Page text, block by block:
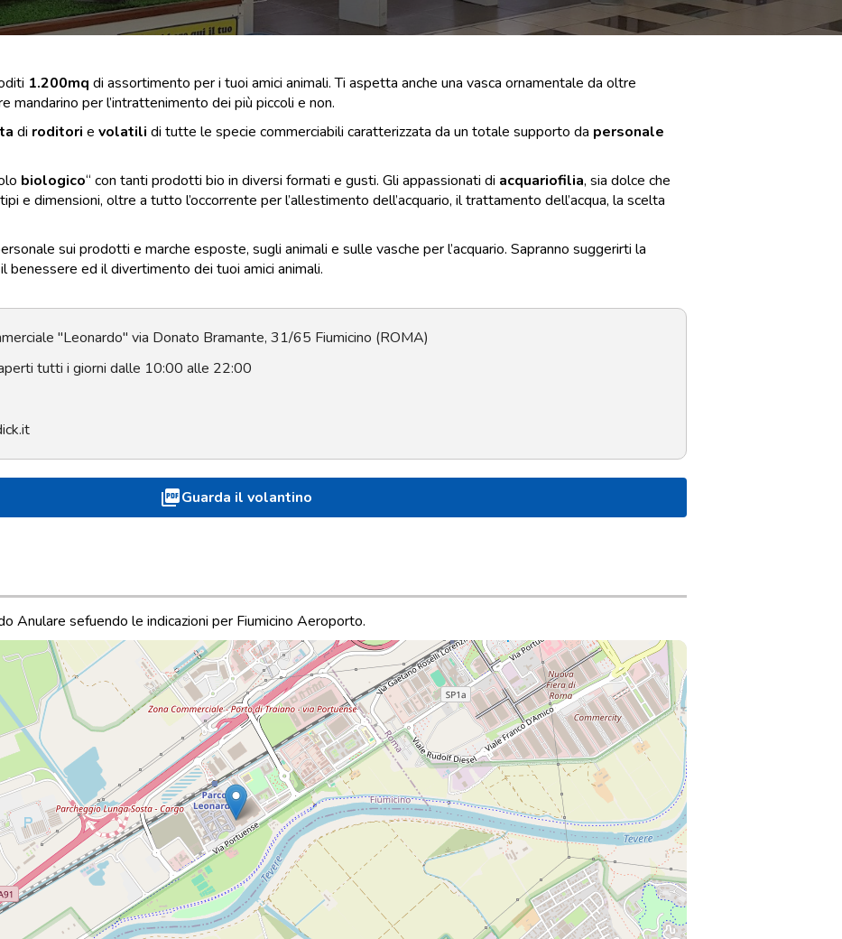
1.200mq di assortimento per i tuoi amici animali. Ti aspetta anche una vasca ornamentale da oltre
per l’intrattenimento dei più piccoli e non.
di roditori e volatili di tutte le specie commerciabili caratterizzata da un totale supporto da personale
biologico“ con tanti prodotti bio in diversi formati e gusti. Gli appassionati di acquariofilia, sia dolce che
e dimensioni, oltre a tutto l’occorrente per l’allestimento dell’acquario, il trattamento dell’acqua, la scelta
sui prodotti e marche esposte, sugli animali e sulle vasche per l’acquario. Sapranno suggerirti la
benessere ed il divertimento dei tuoi amici animali.
"Leonardo" via Donato Bramante, 31/65 Fiumicino (ROMA)
tutti i giorni dalle 10:00 alle 22:00
picture_as_pdfGuarda il volantino
Anulare sefuendo le indicazioni per Fiumicino Aeroporto.